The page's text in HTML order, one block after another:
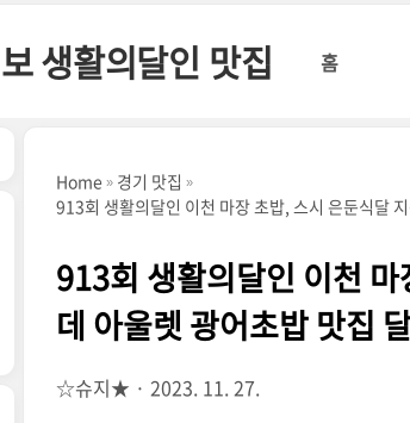
생활의달인 맛집 홈
Home
경기 맛집
913회 생활의달인 이천 마장 초밥, 스시 은둔식달
913회 생활의달인 이천
데 아울렛 광어초밥 맛집
☆슈지★ 2023. 11. 27.